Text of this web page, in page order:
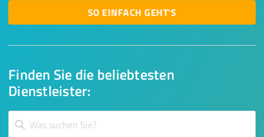
Finden Sie die beliebtesten
Dienstleister:
SO EINFACH GEHT'S